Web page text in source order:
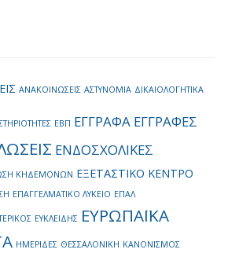
ΑΝΑΚΟΙΝΩΣΕΙΣ ΑΣΤΥΝΟΜΙΑ ΔΙΚΑΙΟΛΟΓΗΤΙΚΑ
ΕΒΠ ΕΓΓΡΑΦΑ ΕΓΓΡΑΦΕΣ
ΕΝΔΟΣΧΟΛΙΚΕΣ
ΚΗΔΕΜΟΝΩΝ ΕΞΕΤΑΣΤΙΚΟ ΚΕΝΤΡΟ
ΕΠΑΓΓΕΛΜΑΤΙΚΟ ΛΥΚΕΙΟ ΕΠΑΛ
ΕΥΚΛΕΙΔΗΣ ΕΥΡΩΠΑΪΚΑ
ΗΜΕΡΙΔΕΣ ΘΕΣΣΑΛΟΝΙΚΗ ΚΑΝΟΝΙΣΜΟΣ